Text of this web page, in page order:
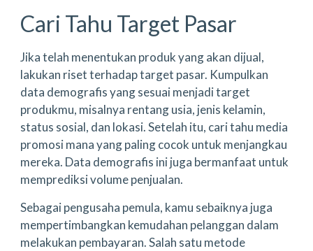
Cari Tahu Target Pasar
Jika telah menentukan produk yang akan dijual,
lakukan riset terhadap target pasar. Kumpulkan
data demografis yang sesuai menjadi target
produkmu, misalnya rentang usia, jenis kelamin,
status sosial, dan lokasi. Setelah itu, cari tahu media
promosi mana yang paling cocok untuk menjangkau
mereka. Data demografis ini juga bermanfaat untuk
memprediksi volume penjualan.
Sebagai pengusaha pemula, kamu sebaiknya juga
mempertimbangkan kemudahan pelanggan dalam
melakukan pembayaran. Salah satu metode